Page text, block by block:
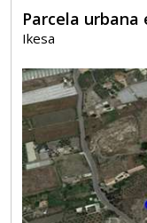
Parcela
Ikesa